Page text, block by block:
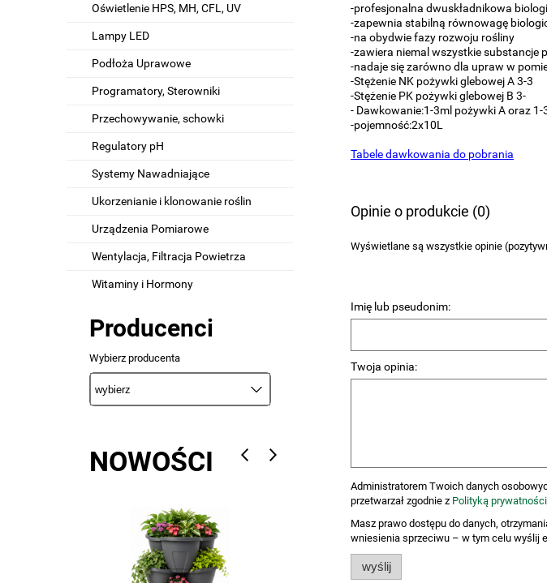
Oświetlenie HPS, MH, CFL, UV
Lampy LED
Podłoża Uprawowe
Programatory, Sterowniki
Przechowywanie, schowki
Regulatory pH
Systemy Nawadniające
Ukorzenianie i klonowanie roślin
Urządzenia Pomiarowe
Wentylacja, Filtracja Powietrza
Witaminy i Hormony
Producenci
Wybierz producenta
NOWOŚCI
-profesjonalna dwuskładnikowa
-zapewnia stabilną równowagę
-na obydwie fazy rozwoju rośliny
-zawiera niemal wszystkie substancje
-nadaje się zarówno dla upraw w
-Stężenie NK pożywki glebowej A 3-3
-Stężenie PK pożywki glebowej B 3-
- Dawkowanie:1-3ml pożywki A oraz
-pojemność:2x10L
Tabele dawkowania do pobrania
Opinie o produkcie (0)
Wyświetlane są wszystkie opinie
Imię lub pseudonim:
Twoja opinia:
Administratorem Twoich danych
przetwarzał zgodnie z Polityką prywatności
Masz prawo dostępu do danych,
wniesienia sprzeciwu – w tym celu wyślij
wyślij